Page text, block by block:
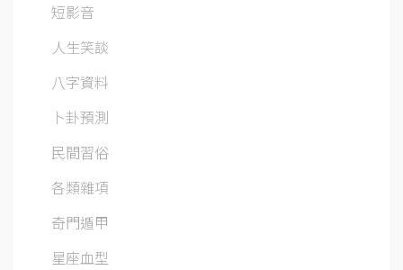
短影音
人生笑談
八字資料
卜卦預測
民間習俗
各類雜項
奇門遁甲
星座血型